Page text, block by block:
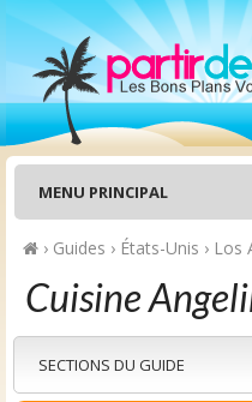
MENU PRINCIPAL
› Guides › États-Unis › Los
Cuisine
SECTIONS DU GUIDE